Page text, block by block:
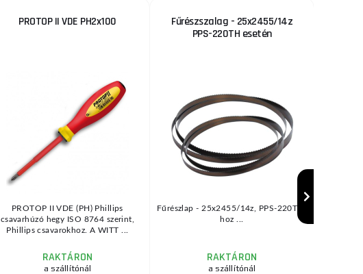
PROTOP II VDE PH2x100
PROTOP II VDE (PH) Phillips
csavarhúzó hegy ISO 8764 szerint,
Phillips csavarokhoz. A WITT ...
RAKTÁRON
a szállítónál
Fűrészszalag - 25x2455/14z
PPS-220TH esetén
Fűrészlap - 25x2455/14z, PPS-220TH-
hoz ...
RAKTÁRON
a szállítónál